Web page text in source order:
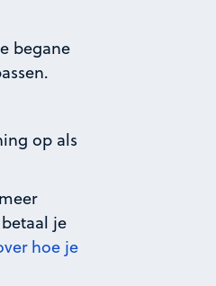
begane
op als
je
hoe je